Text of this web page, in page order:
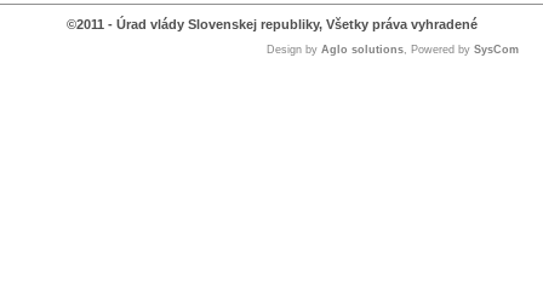
©2011 - Úrad vlády Slovenskej republiky, Všetky práva vyhradené
Design by Aglo solutions, Powered by SysCom